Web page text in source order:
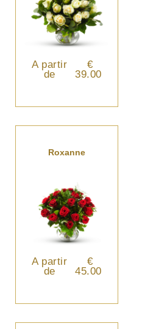
A partir
de
€
39.00
Roxanne
A partir
de
€
45.00